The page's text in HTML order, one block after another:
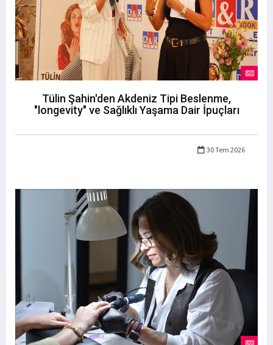
Tülin Şahin'den Akdeniz Tipi Beslenme,
"longevity" ve Sağlıklı Yaşama Dair İpuçları
30 Tem 2026